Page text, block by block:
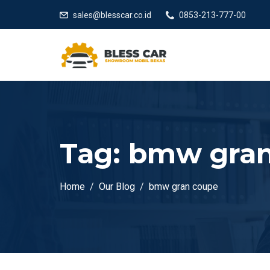
sales@blesscar.co.id 0853-213-777-00
Tag: bmw
Home Our Blog bmw gran coupe